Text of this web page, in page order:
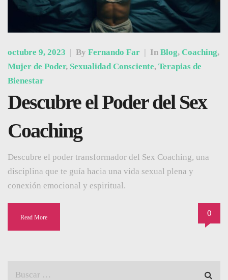
octubre 9, 2023 | By Fernando Far | In Blog, Coaching,
Mujer de Poder, Sexualidad Consciente, Terapias de
Bienestar
Descubre el Poder del Sex
Coaching
Descubre el poder transformador del Sex Coaching, una
disciplina que te guía hacia una vida sexual plena y
conexión emocional y espiritual.
Read More 0